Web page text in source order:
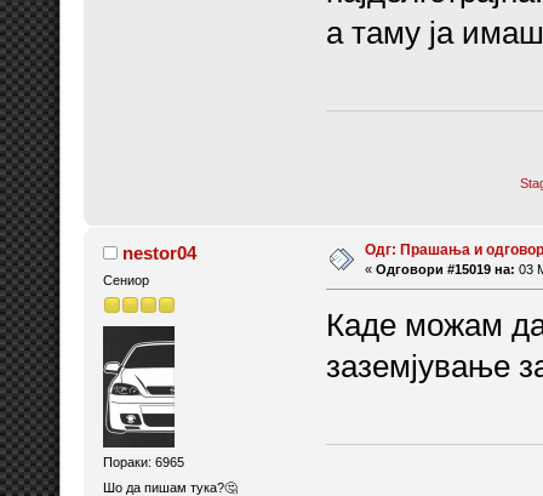
а таму ја
nestor04
Сениор
Пораки: 6965
Шо да пишам тука?🤔
Одг: Прашања и
« Одговори #15019 на: 03
Каде можам
заземјување